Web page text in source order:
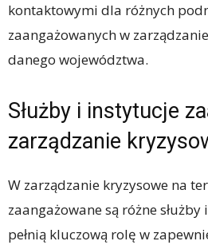
kontaktowymi dla różnych
zaangażowanych w
danego województwa.
Służby i instytucje
zarządzanie
W zarządzanie kryzysowe na
zaangażowane są różne
pełnią kluczową rolę w